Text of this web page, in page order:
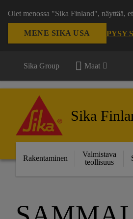
Olet menossa "Sika Finland", näyttää,
MENE SIKA USA PYSY
Sika Group Maat
Sika
Rakentaminen
Valmistava
teollisuus